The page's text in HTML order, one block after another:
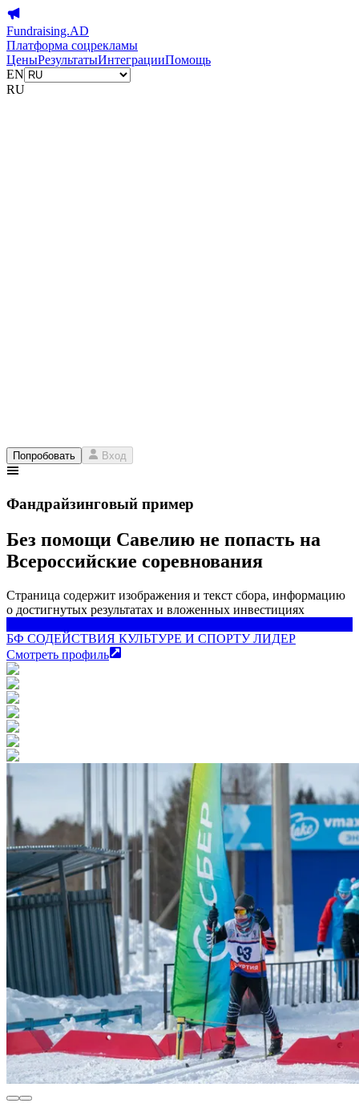
Fundraising.AD
Платформа соцрекламы
ЦеныРезультатыИнтеграцииПомощь
EN
RU
Попробовать Вход
Фандрайзинговый пример
Без помощи Савелию не попасть на
Всероссийские соревнования
Страница содержит изображения и текст сбора, информацию
о достигнутых результатах и вложенных инвестициях
БФ СОДЕЙСТВИЯ КУЛЬТУРЕ И СПОРТУ ЛИДЕР
Смотреть профиль